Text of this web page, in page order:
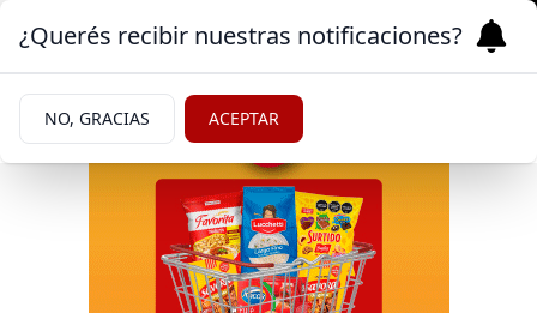
¿Querés recibir nuestras notificaciones?
NO, GRACIAS ACEPTAR